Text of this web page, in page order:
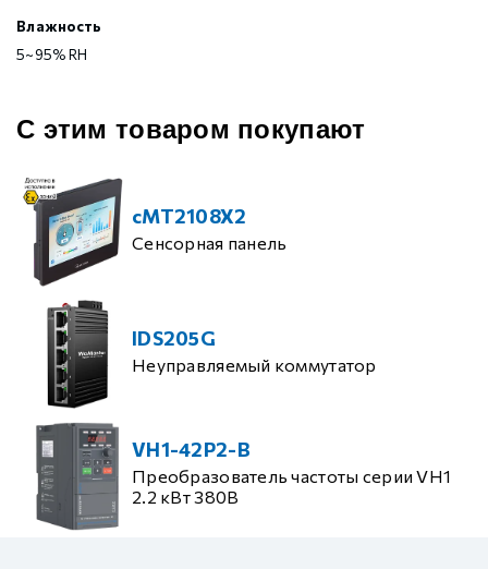
Влажность
5~95% RH
С этим товаром покупают
cMT2108X2
Сенсорная панель
IDS205G
Неуправляемый коммутатор
VH1-42P2-B
Преобразователь частоты серии VH1
2.2 кВт 380В